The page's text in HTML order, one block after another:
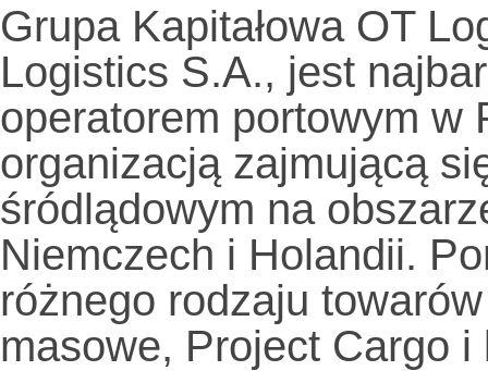
Grupa Kapitałowa OT
Logistics S.A., jest
operatorem portowym w
organizacją zajmującą
śródlądowym na
Niemczech i Holandii.
różnego rodzaju
masowe, Project Cargo